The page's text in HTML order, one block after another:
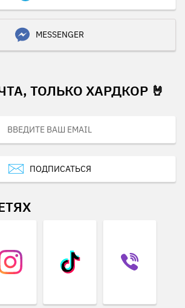
MESSENGER
ТОЛЬКО ХАРДКОР 🤘
ПОДПИСАТЬСЯ